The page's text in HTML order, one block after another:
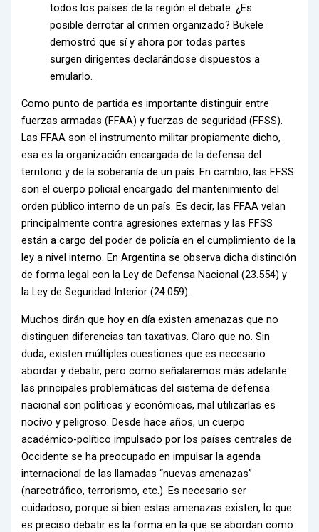
todos los países de la región el debate: ¿Es
posible derrotar al crimen organizado? Bukele
demostró que sí y ahora por todas partes
surgen dirigentes declarándose dispuestos a
emularlo.
Como punto de partida es importante distinguir entre
fuerzas armadas (FFAA) y fuerzas de seguridad (FFSS).
Las FFAA son el instrumento militar propiamente dicho,
esa es la organización encargada de la defensa del
territorio y de la soberanía de un país. En cambio, las FFSS
son el cuerpo policial encargado del mantenimiento del
orden público interno de un país. Es decir, las FFAA velan
principalmente contra agresiones externas y las FFSS
están a cargo del poder de policía en el cumplimiento de la
ley a nivel interno. En Argentina se observa dicha distinción
de forma legal con la Ley de Defensa Nacional (23.554) y
la Ley de Seguridad Interior (24.059).
Muchos dirán que hoy en día existen amenazas que no
distinguen diferencias tan taxativas. Claro que no. Sin
duda, existen múltiples cuestiones que es necesario
abordar y debatir, pero como señalaremos más adelante
las principales problemáticas del sistema de defensa
nacional son políticas y económicas, mal utilizarlas es
nocivo y peligroso. Desde hace años, un cuerpo
académico-político impulsado por los países centrales de
Occidente se ha preocupado en impulsar la agenda
internacional de las llamadas “nuevas amenazas”
(narcotráfico, terrorismo, etc.). Es necesario ser
cuidadoso, porque si bien estas amenazas existen, lo que
es preciso debatir es la forma en la que se abordan como